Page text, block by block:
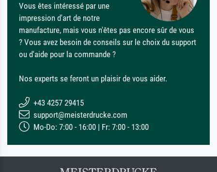
Vous êtes intéressé par une
impression d'art de notre
manufacture, mais vous n'êtes pas encore sûr de vous
? Vous avez besoin de conseils sur le choix du support
ou d'aide pour la commande ?
Nos experts se feront un plaisir de vous aider.
+43 4257 29415
support@meisterdrucke.com
Mo-Do: 7:00 - 16:00 | Fr: 7:00 - 13:00